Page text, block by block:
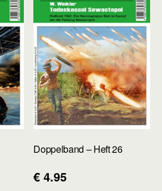
Doppelband – Heft 26
€ 4.95